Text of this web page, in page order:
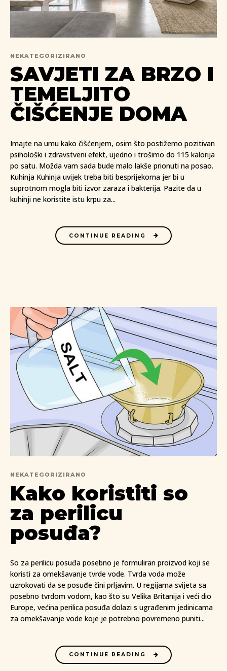
NEKATEGORIZIRANO
SAVJETI ZA BRZO I
TEMELJITO
ČIŠĆENJE DOMA
Imajte na umu kako čišćenjem, osim što postižemo pozitivan
psihološki i zdravstveni efekt, ujedno i trošimo do 115 kalorija
po satu. Možda vam sada bude malo lakše prionuti na posao.
Kuhinja Kuhinja uvijek treba biti besprijekorna jer bi u
suprotnom mogla biti izvor zaraza i bakterija. Pazite da u
kuhinji ne koristite istu krpu za...
CONTINUE READING
NEKATEGORIZIRANO
Kako koristiti so
za perilicu
posuđa?
So za perilicu posuđa posebno je formuliran proizvod koji se
koristi za omekšavanje tvrde vode. Tvrda voda može
uzrokovati da se posuđe čini prljavim. U regijama svijeta sa
posebno tvrdom vodom, kao što su Velika Britanija i veći dio
Europe, većina perilica posuđa dolazi s ugrađenim jedinicama
za omekšavanje vode koje je potrebno povremeno puniti...
CONTINUE READING